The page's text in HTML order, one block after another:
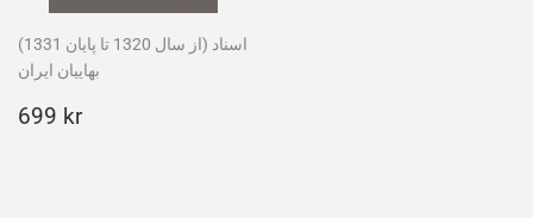
(از سال 1320 تا پایان 1331) اسناد
بهاییان ایران
Ordinarie
699 kr699